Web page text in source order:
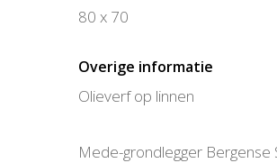
80 x 70
Overige informatie
Olieverf op linnen
Mede-grondlegger Bergense